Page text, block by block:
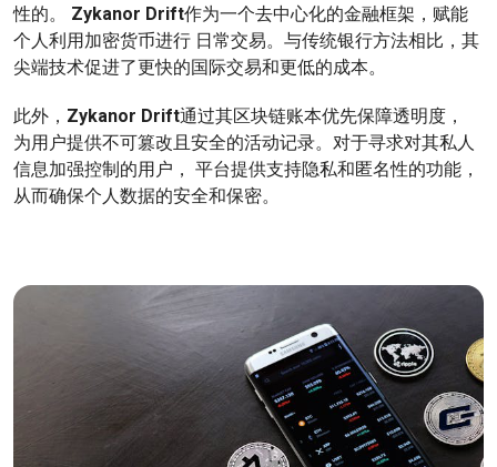
性的。 Zykanor Drift作为一个去中心化的金融框架，赋能
个人利用加密货币进行 日常交易。与传统银行方法相比，其
尖端技术促进了更快的国际交易和更低的成本。
此外， Zykanor Drift通过其区块链账本优先保障透明度，
为用户提供不可篡改且安全的活动记录。对于寻求对其私人
信息加强控制的用户， 平台提供支持隐私和匿名性的功能，
从而确保个人数据的安全和保密。